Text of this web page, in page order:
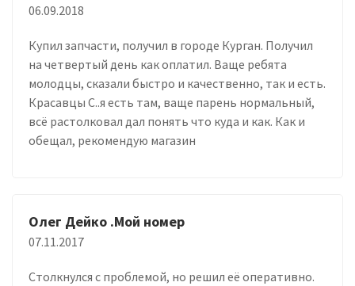
06.09.2018
Купил запчасти, получил в городе Курган. Получил
на четвертый день как оплатил. Ваще ребята
молодцы, сказали быстро и качественно, так и есть.
Красавцы С..я есть там, ваще парень нормальный,
всё растолковал дал понять что куда и как. Как и
обещал, рекомендую магазин
Олег Дейко .Мой номер
07.11.2017
Столкнулся с проблемой, но решил её оперативно.